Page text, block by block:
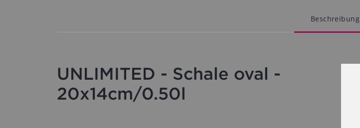
Beschreibung
UNLIMITED - Schale oval -
20x14cm/0.50l